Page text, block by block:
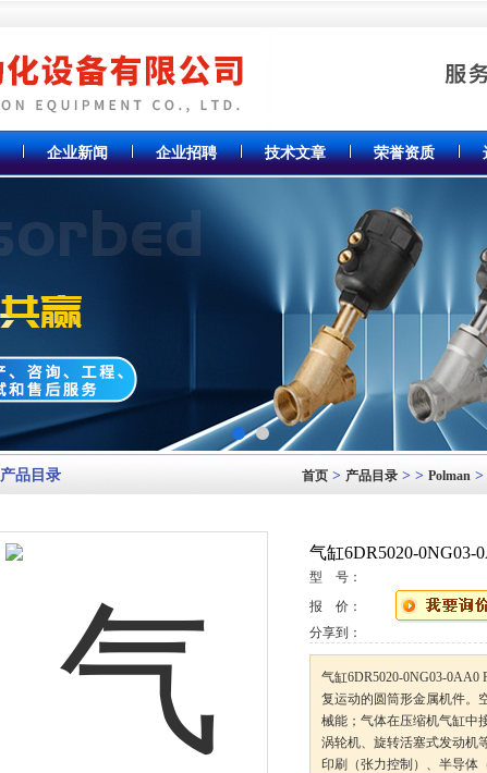
企业新闻 企业招聘 技术文章 荣誉资质
产品目录 首页> 产品目录> > Polman>
气缸6DR5020-
型 号：
报 价：
分享到：
气缸6DR5020-0NG03-
复运动的圆筒形金属机件。
械能；气体在压缩机气缸中
涡轮机、旋转活塞式发动机
印刷（张力控制）、半导体